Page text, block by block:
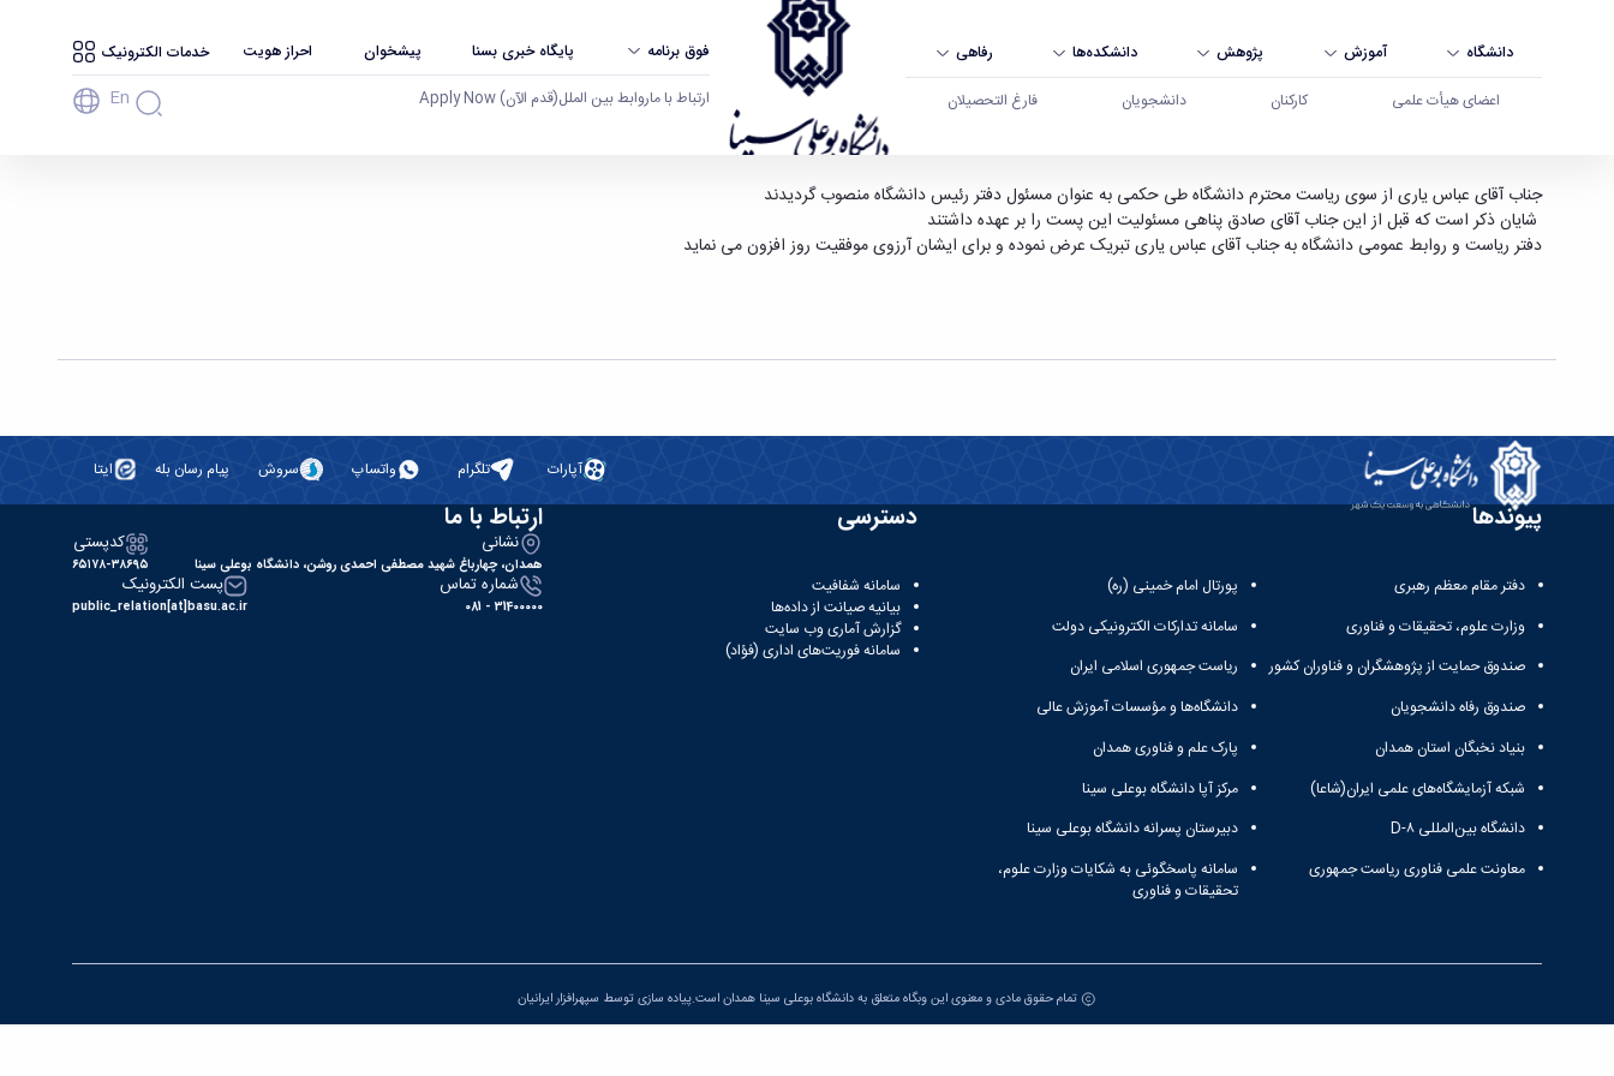
دانشگاه آموزش پژوهش دانشکده‌ها رفاهی
اعضای هیأت علمی کارکنان دانشجویان فارغ التحصیلان
فوق برنامه پایگاه خبری بسنا پیشخوان احراز هویت خدمات الکترونیک
ارتباط با ماروابط بین الملل(قدم الآن) Apply Now En
انتصاب مسئول دفتر جدید رئیس دانشگاه - دانشگاه بوعلی سینا همدان
جناب آقای عباس یاری از سوی ریاست محترم دانشگاه طی حکمی به عنوان مسئول دفتر رئیس دانشگاه منصوب گردیدند
شایان ذکر است که قبل از این جناب آقای صادق پناهی مسئولیت این پست را بر عهده داشتند
دفتر ریاست و روابط عمومی دانشگاه به جناب آقای عباس یاری تبریک عرض نموده و برای ایشان آرزوی موفقیت روز افزون می نماید
آپارات تلگرام واتساپ سروش پیام رسان بله ایتا
پیوندها
دفتر مقام معظم رهبری
وزارت علوم، تحقیقات و فناوری
صندوق حمایت از پژوهشگران و فناوران کشور
صندوق رفاه دانشجویان
بنیاد نخبگان استان همدان
شبکه آزمایشگاه‌های علمی ایران(شاعا)
دانشگاه بین‌المللی D-۸
معاونت علمی فناوری ریاست جمهوری
پورتال امام خمینی (ره)
سامانه تدارکات الکترونیکی دولت
ریاست جمهوری اسلامی ایران
دانشگاه‌ها و مؤسسات آموزش عالی
پارک علم و فناوری همدان
مرکز آپا دانشگاه بوعلی سینا
دبیرستان پسرانه دانشگاه بوعلی سینا
سامانه پاسخگوئی به شکایات وزارت علوم،
تحقیقات و فناوری
دسترسی
سامانه شفافیت
بیانیه صیانت از داده‌ها
گزارش آماری وب‌ سایت
سامانه فوریت‌های اداری (فؤاد)
ارتباط با ما
نشانی
همدان، چهارباغ شهید مصطفی احمدی روشن، دانشگاه بوعلی سینا
کدپستی
۶۵۱۷۸-۳۸۶۹۵
شماره تماس
31400000 - 081
پست الکترونیک
public_relation[at]basu.ac.ir
تمام حقوق مادی و معنوی این وبگاه متعلق به دانشگاه بوعلی سینا همدان است.پیاده سازی توسط سپهرافزار ایرانیان